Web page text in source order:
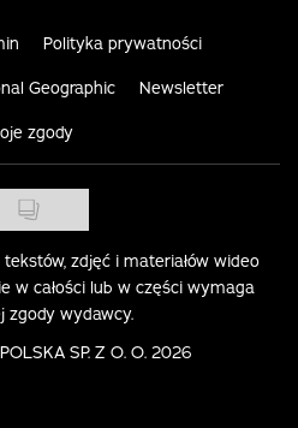
Polityka prywatności
Geographic Newsletter
zgody
zdjęć i materiałów wideo
w całości lub w części wymaga
zgody wydawcy.
SP. Z O. O. 2026